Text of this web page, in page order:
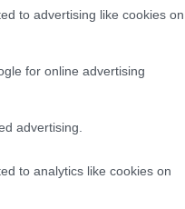
to advertising like cookies on
for online advertising
advertising.
to analytics like cookies on